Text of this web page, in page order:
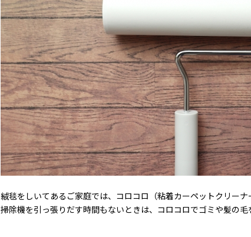
絨毯をしいてあるご家庭では、コロコロ（粘着カーペットクリーナ
掃除機を引っ張りだす時間もないときは、コロコロでゴミや髪の